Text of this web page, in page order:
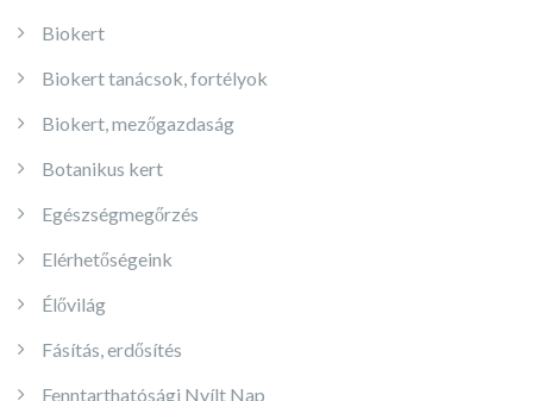
Biokert
Biokert tanácsok, fortélyok
Biokert, mezőgazdaság
Botanikus kert
Egészségmegőrzés
Elérhetőségeink
Élővilág
Fásítás, erdősítés
Fenntarthatósági Nyílt Nap